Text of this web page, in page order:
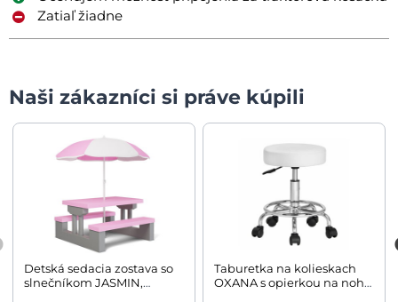
Zatiaľ žiadne
Naši zákazníci si práve kúpili
Detská sedacia zostava so
slnečníkom JASMIN,
Taburetka na kolieskach
OXANA s opierkou na nohy,